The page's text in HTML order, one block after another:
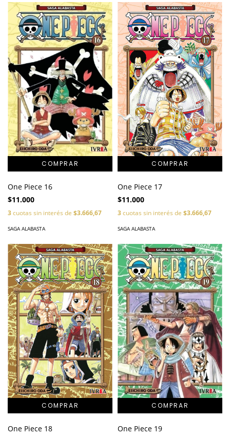
One Piece 16
$11.000
3cuotas sin interés de $3.666,67
SAGA ALABASTA
One Piece 17
$11.000
3cuotas sin interés de $3.666,67
SAGA ALABASTA
One Piece 18
One Piece 19